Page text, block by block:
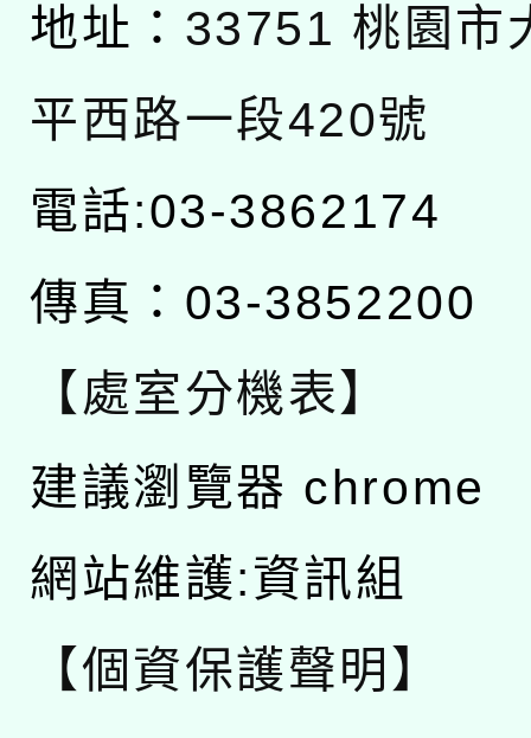
地址： 33751 桃園市
平西路一段420號
電話:03-3862174
傳真：03-3852200
【處室分機表】
建議瀏覽器 chrome
網站維護:資訊組
【個資保護聲明】